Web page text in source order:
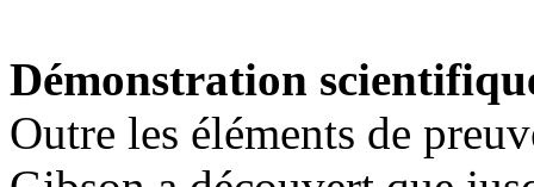
Démonstration
Outre les éléments de